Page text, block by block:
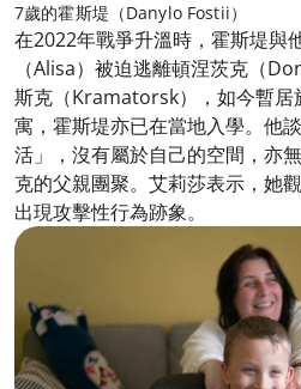
7歲的霍斯堤（Danylo Fostii）
在2022年戰爭升溫時，霍斯堤與
（Alisa）被迫逃離頓涅茨克（
斯克（Kramatorsk），如今暫居
寓，霍斯堤亦已在當地入學。他
活」，沒有屬於自己的空間，亦
克的父親團聚。艾莉莎表示，她
出現攻擊性行為跡象。